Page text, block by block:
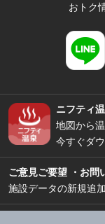
おトク
ニフティ
地図から
今すぐダ
ご意見ご要望 ・お問
施設データの新規追